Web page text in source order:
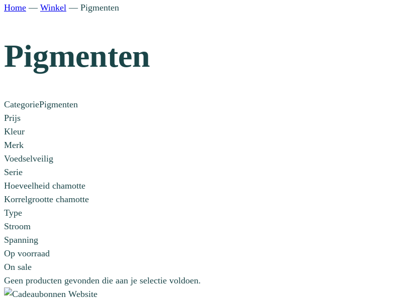
Home — Winkel — Pigmenten
Pigmenten
CategoriePigmenten
Prijs
Kleur
Merk
Voedselveilig
Serie
Hoeveelheid chamotte
Korrelgrootte chamotte
Type
Stroom
Spanning
Op voorraad
On sale
Geen producten gevonden die aan je selectie voldoen.